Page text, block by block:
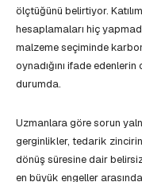
ölçtüğünü belirtiyor.
hesaplamaları hiç
malzeme seçiminde
oynadığını ifade
durumda.
Uzmanlara göre sorun
gerginlikler, tedarik
dönüş süresine dair
en büyük engeller